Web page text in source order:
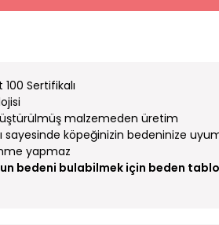
100 Sertifikalı
malzemeden üretim
sayesinde köpeğinizin bedeninize
yapmaz
bedeni bulabilmek için beden